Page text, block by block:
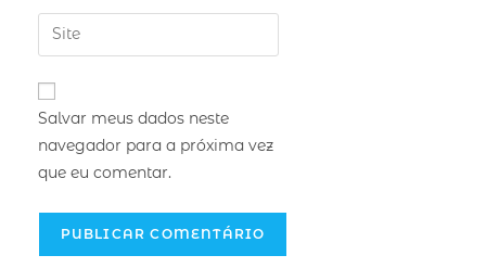
Salvar meus dados neste
navegador para a próxima vez
que eu comentar.